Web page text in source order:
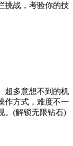
挑战，考验你的技
超多意想不到的机
作方式，难度不一
。(解锁无限钻石)